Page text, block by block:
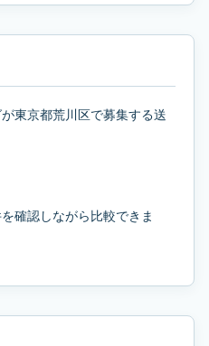
東京都荒川区で募集する送
確認しながら比較できま